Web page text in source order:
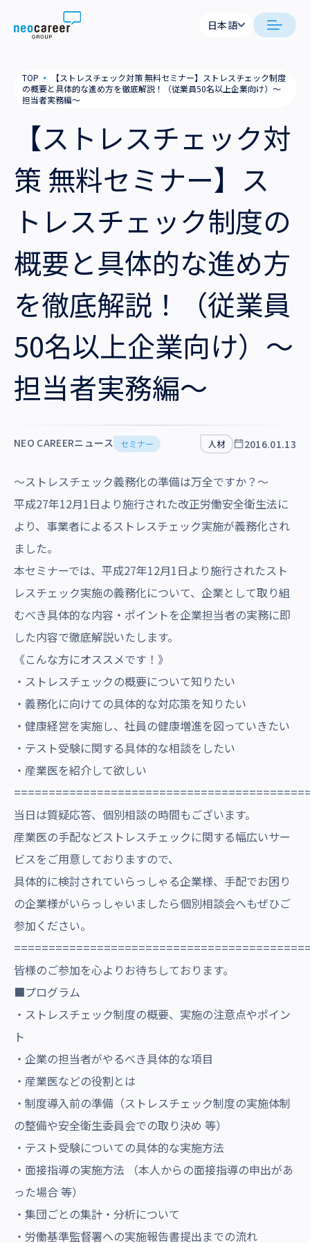
Skip to content
日本
代表メッセージ
私たちの考え方
採用支援
就労支援
業務支援
企業情報
会社概要
役員一覧
拠点一覧
沿革・受賞歴
ニュース
サステナビリティ
採用情報
日本語
English
TOP ▪
【ストレスチェック対策 無料セミナー】ストレスチェック制度
の概要と具体的な進め方を徹底解説！（従業員50名以上企業向け）～
担当者実務編～
【ストレスチェック対
策 無料セミナー】ス
トレスチェック制度の
概要と具体的な進め方
を徹底解説！（従業員
50名以上企業向け）～
担当者実務編～
NEO CAREERニュース セミナー 人材 2016.01.13
～ストレスチェック義務化の準備は万全ですか？～
平成27年12月1日より施行された改正労働安全衛生法に
より、事業者によるストレスチェック実施が義務化され
ました。
本セミナーでは、平成27年12月1日より施行されたスト
レスチェック実施の義務化について、企業として取り組
むべき具体的な内容・ポイントを企業担当者の実務に即
した内容で徹底解説いたします。
《こんな方にオススメです！》
・ストレスチェックの概要について知りたい
・義務化に向けての具体的な対応策を知りたい
・健康経営を実施し、社員の健康増進を図っていきたい
・テスト受験に関する具体的な相談をしたい
・産業医を紹介して欲しい
当日は質疑応答、個別相談の時間もございます。
産業医の手配などストレスチェックに関する幅広いサー
ビスをご用意しておりますので、
具体的に検討されていらっしゃる企業様、手配でお困り
の企業様がいらっしゃいましたら個別相談会へもぜひご
参加ください。
皆様のご参加を心よりお待ちしております。
■プログラム
・ストレスチェック制度の概要、実施の注意点やポイン
ト
・企業の担当者がやるべき具体的な項目
・産業医などの役割とは
・制度導入前の準備（ストレスチェック制度の実施体制
の整備や安全衛生委員会での取り決め 等）
・テスト受験についての具体的な実施方法
・面接指導の実施方法 （本人からの面接指導の申出があ
った場合 等）
・集団ごとの集計・分析について
・労働基準監督署への実施報告書提出までの流れ